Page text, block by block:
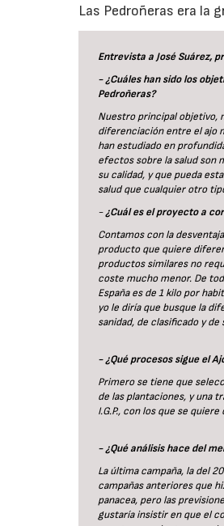
Las Pedroñeras era la
Entrevista a José Suárez,
- ¿Cuáles han sido los
Pedroñeras?
Nuestro principal objetivo,
diferenciación entre el ajo
han estudiado en
efectos sobre la salud son
su calidad, y que pueda
salud que cualquier otro
-¿Cuál es el proyecto a
Contamos con la
producto que quiere
productos similares no
coste mucho menor. De
España es de 1 kilo por
yo le diría que busque la
sanidad, de clasificado y de
- ¿Qué procesos sigue el
Primero se tiene que
de las plantaciones, y una
I.G.P., con los que se
- ¿Qué análisis hace del
La última campaña, la del
campañas anteriores que
panacea, pero las
gustaría insistir en que el